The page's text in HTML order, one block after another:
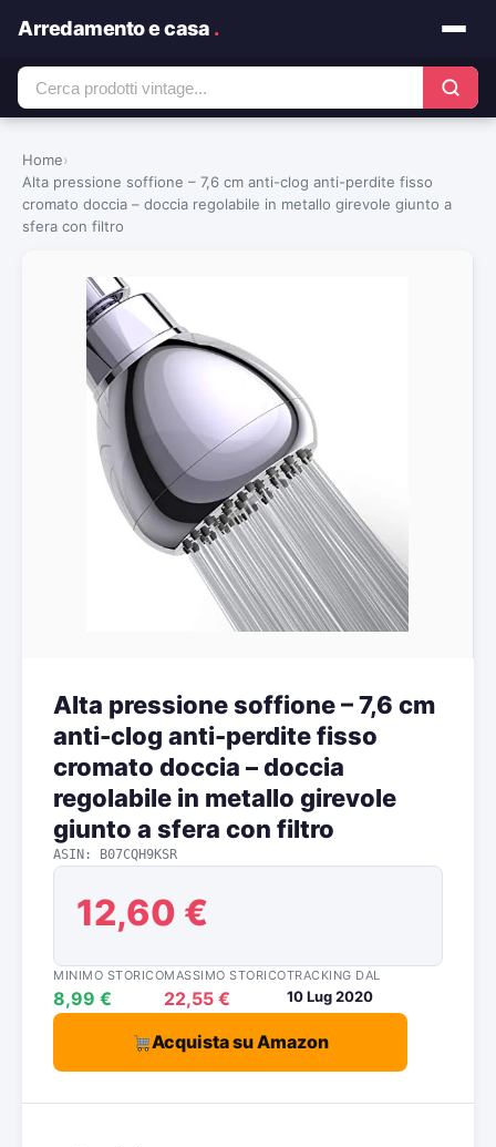
Arredamento e casa .
Home›
Alta pressione soffione – 7,6 cm anti-clog anti-perdite fisso
cromato doccia – doccia regolabile in metallo girevole giunto a
sfera con filtro
Alta pressione soffione – 7,6 cm
anti-clog anti-perdite fisso
cromato doccia – doccia
regolabile in metallo girevole
giunto a sfera con filtro
ASIN: B07CQH9KSR
12,60 €
MINIMO STORICO
8,99 €
MASSIMO STORICO
22,55 €
TRACKING DAL
10 Lug 2020
Acquista su Amazon